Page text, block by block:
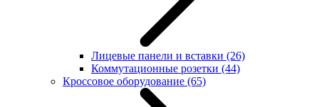
Лицевые панели и вставки (26)
Коммутационные розетки (44)
Кроссовое оборудование (65)